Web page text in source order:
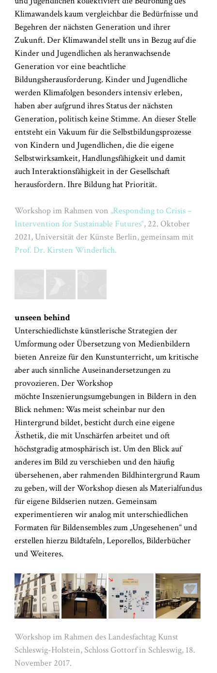
Klimawandels kaum vergleichbar die Bedürfnisse und
Begehren der nächsten Generation und ihrer
Zukunft. Der Klimawandel stellt uns in Bezug auf die
Kinder und Jugendlichen als heranwachsende
Generation vor eine beachtliche
Bildungsherausforderung. Kinder und Jugendliche
werden Klimafolgen besonders intensiv erleben,
haben aber aufgrund ihres Status der nächsten
Generation, politisch keine Stimme. An dieser Stelle
entsteht ein Vakuum für die Selbstbildungsprozesse
von Kindern und Jugendlichen, die die eigene
Selbstwirksamkeit, Handlungsfähigkeit und damit
auch Interaktionsfähigkeit in der Gesellschaft
herausfordern. Ihre Bildung hat Priorität.
Workshop im Rahmen von „Responding to Crisis –
Intervention for Sustainable Futures“, 22. Oktober
2021, Universität der Künste Berlin, gemeinsam mit
Prof. Dr. Kirsten Winderlich.
unseen behind
Unterschiedlichste künstlerische Strategien der
Umformung oder Übersetzung von Medienbildern
bieten Anreize für den Kunstunterricht, um kritische
aber auch sinnliche Auseinandersetzungen zu
provozieren. Der Workshop
möchte Inszenierungsumgebungen in Bildern in den
Blick nehmen: Was meist scheinbar nur den
Hintergrund bildet, besticht durch eine eigene
Ästhetik, die mit Unschärfen arbeitet und oft
höchstgradig atmosphärisch ist. Um den Blick auf
anderes im Bild zu verschieben und den häufig
übersehenen, aber rahmenden Bildhintergrund Raum
zu geben, will der Workshop diesen als Materialfundus
für eigene Bildserien nutzen. Gemeinsam
experimentieren wir analog mit unterschiedlichen
Formaten für Bildensembles zum „Ungesehenen“ und
erstellen hierzu Bildtafeln, Leporellos, Bilderbücher
und Weiteres.
Workshop im Rahmen des Landesfachtag Kunst
Schleswig-Holstein, Schloss Gottorf in Schleswig, 18.
November 2017.